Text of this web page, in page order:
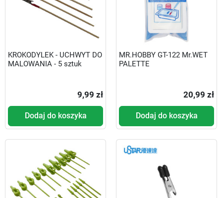
KROKODYLEK - UCHWYT DO
MALOWANIA - 5 sztuk
9,99 zł
Dodaj do koszyka
MR.HOBBY GT-122 Mr.WET
PALETTE
20,99 zł
Dodaj do koszyka